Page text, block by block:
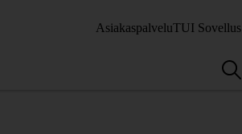
AsiakaspalveluTUI Sovellus